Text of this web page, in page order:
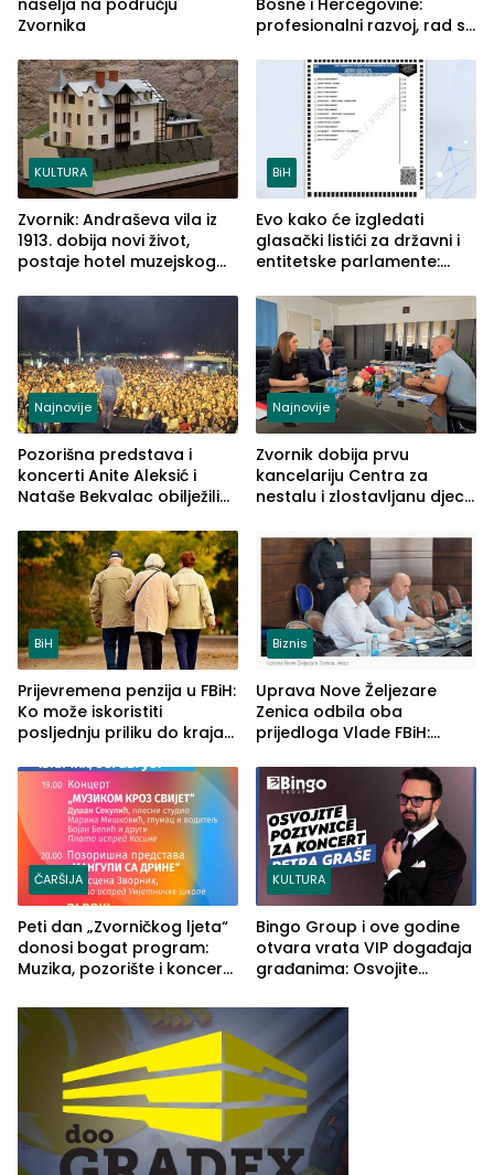
Zvornika
profesionalni razvoj, rad sa
služba građanima
KULTURA
Zvornik: Andraševa vila iz
1913. dobija novi život,
postaje hotel muzejskog
BiH
Evo kako će izgledati
glasački listići za državni i
entitetske parlamente:
vidljive na njima
Najnovije
Pozorišna predstava i
koncerti Anite Aleksić i
Nataše Bekvalac obilježili
ljeta (FOTO)
Najnovije
Zvornik dobija prvu
kancelariju Centra za
nestalu i zlostavljanu djecu
BiH
Prijevremena penzija u FBiH:
Ko može iskoristiti
posljednju priliku do kraja
Biznis
Uprava Nove Željezare
Zenica odbila oba
prijedloga Vlade FBiH:
rješenje
ČARŠIJA
Peti dan „Zvorničkog ljeta“
donosi bogat program:
Muzika, pozorište i koncert
KULTURA
Bingo Group i ove godine
otvara vrata VIP događaja
građanima: Osvojite
Graše